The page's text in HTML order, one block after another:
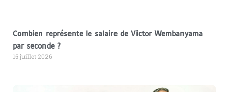
Combien représente le salaire de Victor Wembanyama
par seconde ?
15 juillet 2026